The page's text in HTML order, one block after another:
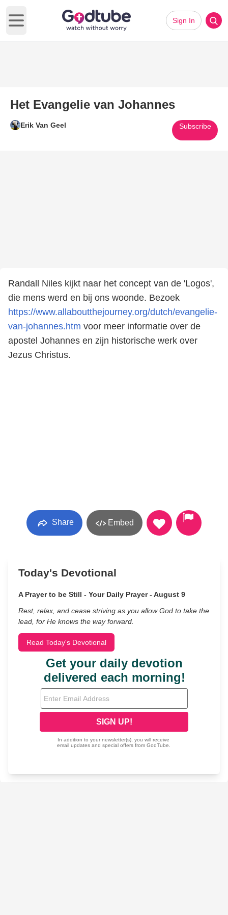
Open main menu
Sign In
Het Evangelie van Johannes
Erik Van Geel Subscribe
Randall Niles kijkt naar het concept van de 'Logos',
die mens werd en bij ons woonde. Bezoek
https://www.allaboutthejourney.org/dutch/evangelie-
van-johannes.htm voor meer informatie over de
apostel Johannes en zijn historische werk over
Jezus Christus.
Share Embed
Today's Devotional
A Prayer to be Still - Your Daily Prayer - August 9
Rest, relax, and cease striving as you allow God to take the
lead, for He knows the way forward.
Read Today's Devotional